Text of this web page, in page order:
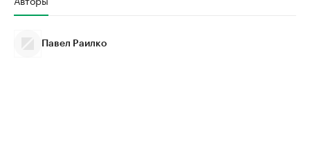
Павел Раилко